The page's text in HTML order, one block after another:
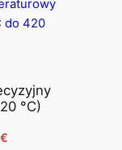
2.865,00 €
do
°C)
€